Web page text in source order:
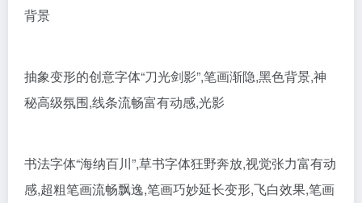
背景
抽象变形的创意字体“刀光剑影”,笔画渐隐,黑色背景,神
秘高级氛围,线条流畅富有动感,光影
书法字体“海纳百川”,草书字体狂野奔放,视觉张力富有动
感,超粗笔画流畅飘逸,笔画巧妙延长变形,飞白效果,笔画